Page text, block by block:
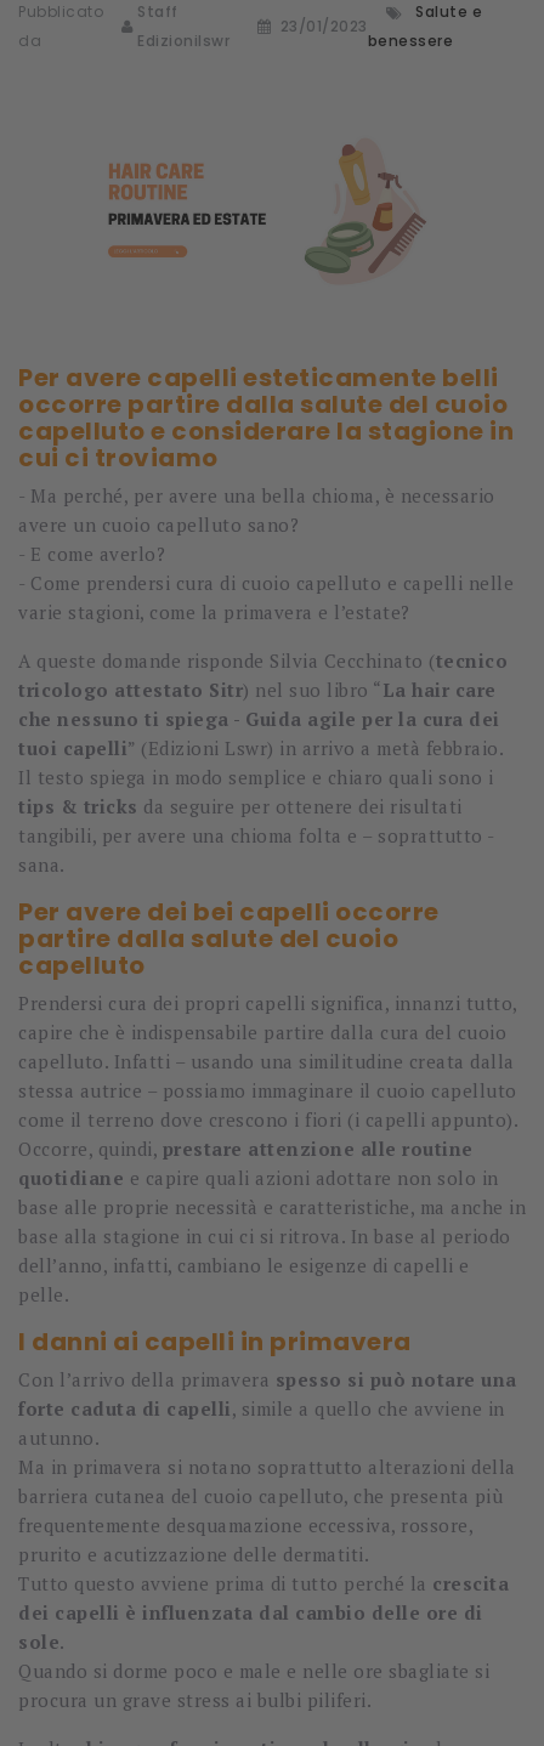
Pubblicato
da
Staff
Edizionilswr
23/01/2023
Salute e
benessere
Per avere capelli esteticamente belli
occorre partire dalla salute del cuoio
capelluto e considerare la stagione in
cui ci troviamo
- Ma perché, per avere una bella chioma, è necessario
avere un cuoio capelluto sano?
- E come averlo?
- Come prendersi cura di cuoio capelluto e capelli nelle
varie stagioni, come la primavera e l’estate?
A queste domande risponde Silvia Cecchinato (tecnico
tricologo attestato Sitr) nel suo libro “ La hair care
che nessuno ti spiega - Guida agile per la cura dei
tuoi capelli” (Edizioni Lswr) in arrivo a metà febbraio.
Il testo spiega in modo semplice e chiaro quali sono i
tips & tricks da seguire per ottenere dei risultati
tangibili, per avere una chioma folta e – soprattutto -
sana.
Per avere dei bei capelli occorre
partire dalla salute del cuoio
capelluto
Prendersi cura dei propri capelli significa, innanzi tutto,
capire che è indispensabile partire dalla cura del cuoio
capelluto. Infatti – usando una similitudine creata dalla
stessa autrice – possiamo immaginare il cuoio capelluto
come il terreno dove crescono i fiori (i capelli appunto).
Occorre, quindi, prestare attenzione alle routine
quotidiane e capire quali azioni adottare non solo in
base alle proprie necessità e caratteristiche, ma anche in
base alla stagione in cui ci si ritrova. In base al periodo
dell’anno, infatti, cambiano le esigenze di capelli e
pelle.
I danni ai capelli in primavera
Con l’arrivo della primavera spesso si può notare una
forte caduta di capelli, simile a quello che avviene in
autunno.
Ma in primavera si notano soprattutto alterazioni della
barriera cutanea del cuoio capelluto, che presenta più
frequentemente desquamazione eccessiva, rossore,
prurito e acutizzazione delle dermatiti.
Tutto questo avviene prima di tutto perché la crescita
dei capelli è influenzata dal cambio delle ore di
sole.
Quando si dorme poco e male e nelle ore sbagliate si
procura un grave stress ai bulbi piliferi.